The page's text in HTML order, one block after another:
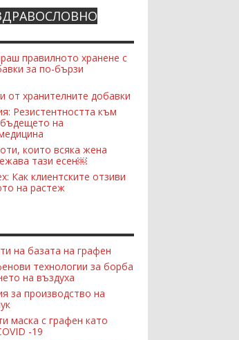
правилното хранене с
за по-бързи
от хранителните добавки
Резистентността към
на
които всяка жена
тази есен￼
Как клиентските отзиви
на растеж
на базата на графен
технологии за борба
на въздуха
за производство на
маска с графен като
-19